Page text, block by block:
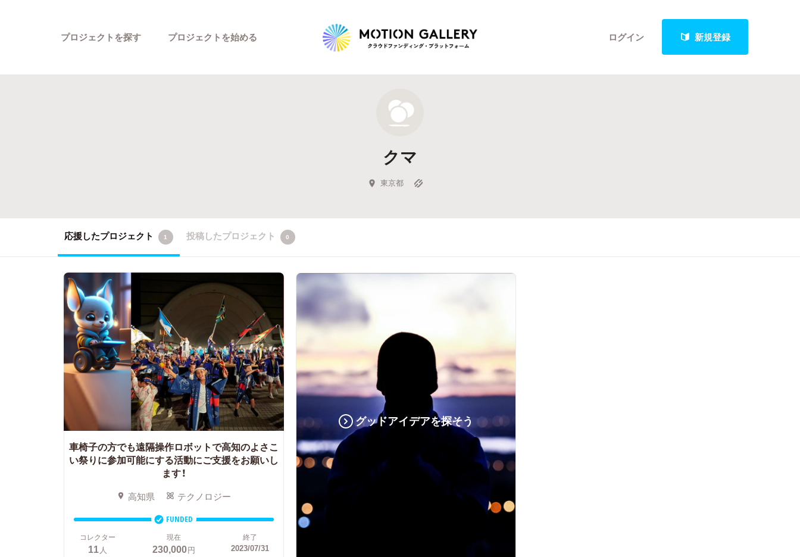
ログイン 新規登録
プロジェクトを探す
新着プロジェクト
Feature
キュレーターから探す
プロジェクトを始める
クマ
東京都
応援したプロジェクト 1 投稿したプロジェクト 0
車椅子の方でも遠隔操作ロボットで高知のよさこ
い祭りに参加可能にする活動にご支援をお願いし
ます！
高知県 テクノロジー
FUNDED
コレクター
11人
現在
230,000円
終了
2023/07/31
グッドアイデアを探そう